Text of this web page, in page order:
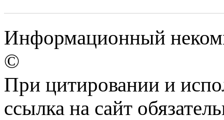
Информационный
©
При цитировании и
ссылка на сайт